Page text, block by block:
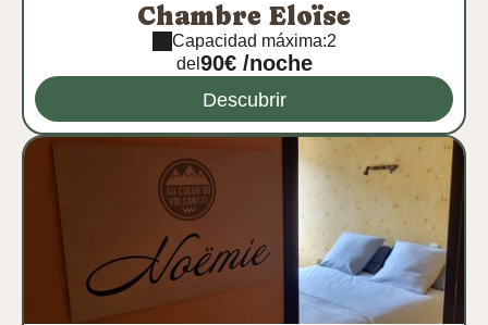
Chambre Eloïse
Capacidad máxima:2
del 90€ /noche
Descubrir